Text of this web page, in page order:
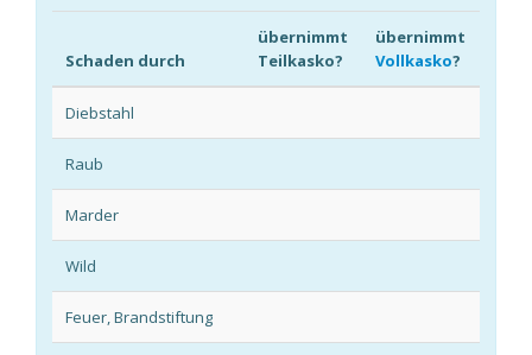
Schaden durch
übernimmt
Teilkasko?
übernimmt
Vollkasko?
Diebstahl
Raub
Marder
Wild
Feuer, Brandstiftung